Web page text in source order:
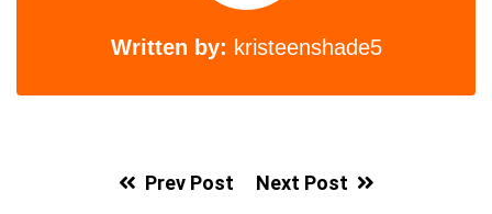
Written by: kristeenshade5
Prev Post Next Post